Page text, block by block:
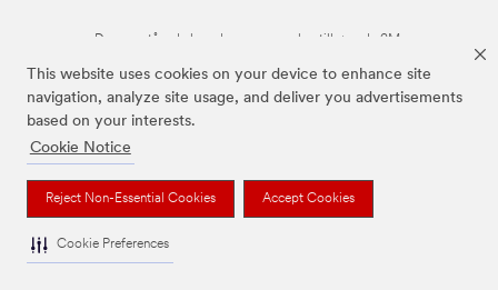
This website uses cookies on your device to enhance site
navigation, analyze site usage, and deliver you advertisements
based on your interests.
Cookie Notice
Reject Non-Essential Cookies Accept Cookies
Cookie Preferences
De ovenstående brands er varemærker tilhørende 3M.